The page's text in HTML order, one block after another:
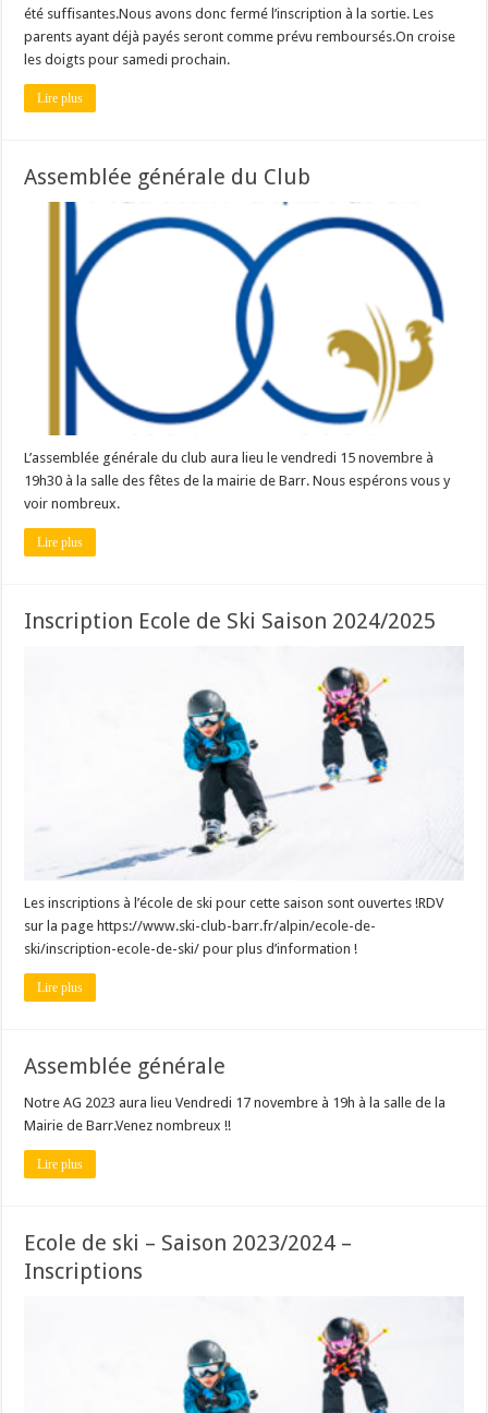
été suffisantes.Nous avons donc fermé l’inscription à la sortie. Les
parents ayant déjà payés seront comme prévu remboursés.On croise
les doigts pour samedi prochain.
Lire plus
Assemblée générale du Club
L’assemblée générale du club aura lieu le vendredi 15 novembre à
19h30 à la salle des fêtes de la mairie de Barr. Nous espérons vous y
voir nombreux.
Lire plus
Inscription Ecole de Ski Saison 2024/2025
Les inscriptions à l’école de ski pour cette saison sont ouvertes !RDV
sur la page https://www.ski-club-barr.fr/alpin/ecole-de-
ski/inscription-ecole-de-ski/ pour plus d’information !
Lire plus
Assemblée générale
Notre AG 2023 aura lieu Vendredi 17 novembre à 19h à la salle de la
Mairie de Barr.Venez nombreux !!
Lire plus
Ecole de ski – Saison 2023/2024 –
Inscriptions